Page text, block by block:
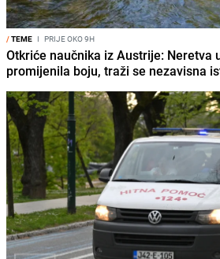
/TEME I PRIJE OKO 9H
Otkriće naučnika iz Austrije: Neretva
promijenila boju, traži se nezavisna